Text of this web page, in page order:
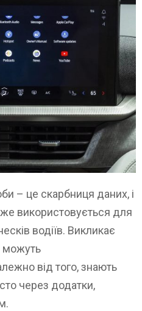
– це скарбниця даних, і
використовується для
водіїв. Викликає
можуть
від того, знають
через додатки,